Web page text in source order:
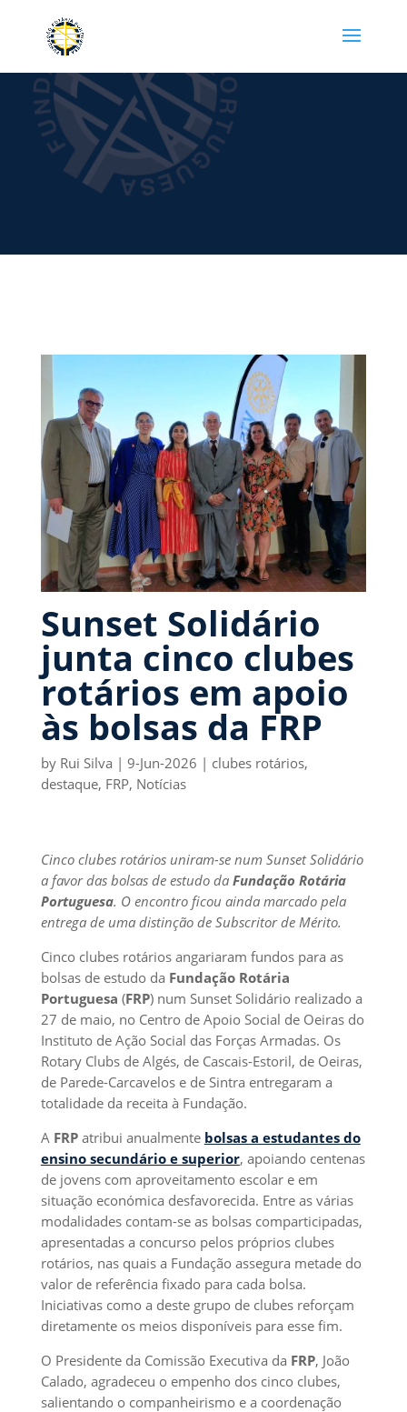
Sunset Solidário
junta cinco clubes
rotários em apoio
às bolsas da FRP
by Rui Silva | 9-Jun-2026 | clubes rotários,
destaque, FRP, Notícias
Cinco clubes rotários uniram-se num Sunset Solidário
a favor das bolsas de estudo da Fundação Rotária
Portuguesa. O encontro ficou ainda marcado pela
entrega de uma distinção de Subscritor de Mérito.
Cinco clubes rotários angariaram fundos para as
bolsas de estudo da Fundação Rotária
Portuguesa (FRP) num Sunset Solidário realizado a
27 de maio, no Centro de Apoio Social de Oeiras do
Instituto de Ação Social das Forças Armadas. Os
Rotary Clubs de Algés, de Cascais-Estoril, de Oeiras,
de Parede-Carcavelos e de Sintra entregaram a
totalidade da receita à Fundação.
A FRPatribui anualmente bolsas a estudantes do
ensino secundário e superior, apoiando centenas
de jovens com aproveitamento escolar e em
situação económica desfavorecida. Entre as várias
modalidades contam-se as bolsas comparticipadas,
apresentadas a concurso pelos próprios clubes
rotários, nas quais a Fundação assegura metade do
valor de referência fixado para cada bolsa.
Iniciativas como a deste grupo de clubes reforçam
diretamente os meios disponíveis para esse fim.
O Presidente da Comissão Executiva da FRP, João
Calado, agradeceu o empenho dos cinco clubes,
salientando o companheirismo e a coordenação